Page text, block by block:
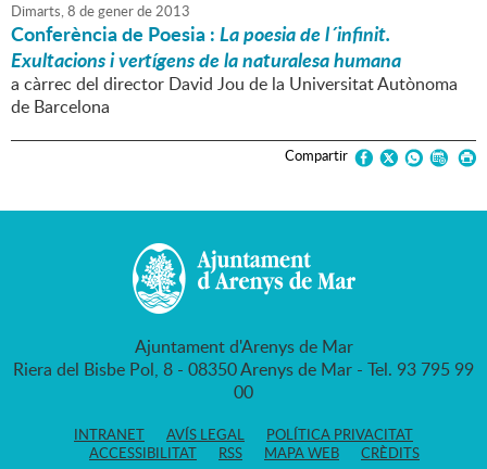
Dimarts,8 degenerde2013
Conferència de Poesia :La poesia de l´infinit.
Exultacions i vertígens de la naturalesa humana
a càrrec del director David Jou de la Universitat Autònoma
de Barcelona
Compartir
Ajuntament d'Arenys de Mar
Riera del Bisbe Pol, 8 - 08350 Arenys de Mar - Tel. 93 795 99
00
INTRANET AVÍS LEGAL
POLÍTICA PRIVACITAT
ACCESSIBILITAT
RSS MAPA WEB CRÈDITS